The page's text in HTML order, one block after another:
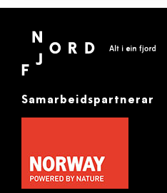
Samarbeidspartnerar